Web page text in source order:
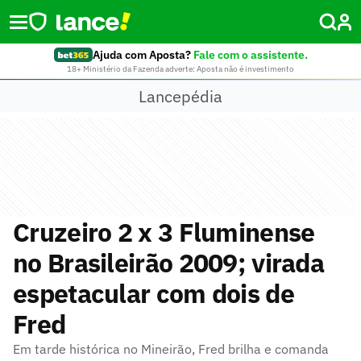
Ajuda com Aposta? Fale com o assistente.
18+ Ministério da Fazenda adverte: Aposta não é investimento
Lancepédia
Cruzeiro 2 x 3 Fluminense
no Brasileirão 2009; virada
espetacular com dois de
Fred
Em tarde histórica no Mineirão, Fred brilha e comanda